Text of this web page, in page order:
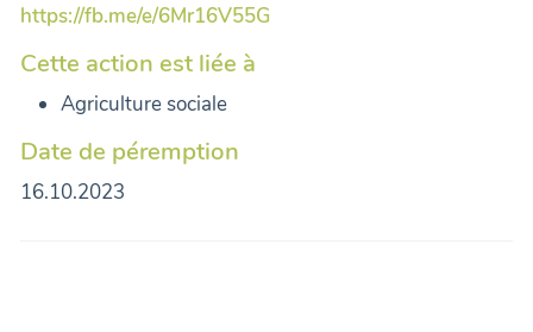
https://fb.me/e/6Mr16V55G
Cette action est liée à
Agriculture sociale
Date de péremption
16.10.2023